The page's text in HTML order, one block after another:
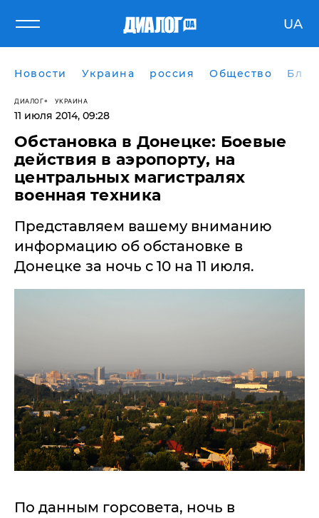
UA
Новости Украина россия Общество
ДИАЛОГ УКРАИНА
11 июля 2014, 09:28
Обстановка в Донецке: Боевые
действия в аэропорту, на
центральных магистралях
военная техника
Представляем вашему вниманию
информацию об обстановке в
Донецке за ночь с 10 на 11 июля.
По данным горсовета, ночь в